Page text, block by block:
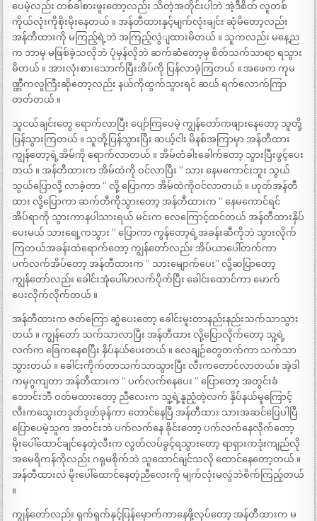
ပေမဲ့လည်း တစ်ခါစားဖူးတော့လည်း သိတဲ့အတိုင်းပါဘဲ အဲ့ဒီစိတ် လူတစ်
ကိုယ်လုံးကိုစိုးမိုးနေတယ် ။ အန်တီထားနှင့်မျက်လုံးချင်း ဆုံမိတော့လည်း
အန်တီထားကို မကြည့်ရဲ့ဘဲ အကြည့်လွဲျထားမိတယ် ။ သူကလည်း မနေ့ည
က ဘာမှ မဖြစ်ခဲ့သလိုဘဲ ပုံမှန်လိုဘဲ ဆက်ဆံတော့မှ စိတ်သက်သာရာ ရသွား
မိတယ် ။ အားလုံးစားသောက်ပြီးအိပ်ကို ပြန်လာခဲ့ကြတယ် ။ အဖေက ကုမ
ဏ္ဏီကလူကြီးဆိုတော့လည်း နယ်ကိုထွက်သွားရင် ဆယ် ရက်လောက်ကြာ
တတ်တယ် ။
သူငယ်ချင်းတွေ ရောက်လာပြီး ပျော်ကြပေမဲ့ ကျွန်တော်ကဖျားနေတော့ သူတို့
ပြန်သွားကြတယ် ။ သူတို့ပြန်သွားပြီး ဆယ့်ငါး မိနစ်အကြာမှာ အန်တီထား
ကျွန်တော့ရဲ့အိမ်ကို ရောက်လာတယ် ။ အိမ်တံခါးခေါက်တော့ သွားပြီးဖွင့်ပေး
တယ် ။ အန်တီထားက အိမ်ထဲကို ဝင်လာပြီး ” သား နေမကောင်းဘူး သွယ်
သွယ်ပြောလို့ လာခဲ့တာ ” လို့ ပြောကာ အိမ်ထဲကိုဝင်လာတယ် ။ ဟုတ်အန်တီ
ထား လို့ပြောကာ ဆက်တီကိုသွားတော့ အန်တီထားက ” နေမကောင်ရင်
အိပ်ရာကို သွားကာနပါသားရယ် မင်းက လေကြောင့်ထင်တယ် အန်တီထားနှိပ်
ပေးမယ် သားရျေ့ကသွား ” ပြောကာ ကွန်တော့ရဲ့အခန်းဆီကိုဘဲ သွားလိုက်
ကြတယ်အခန်းထဲရောက်တော့ ကျွန်တော်လည်း အိပ်ယာပေါ်တက်ကာ
ပက်လက်အိပ်တော့ အန်တီထားက ” သားမျောက်ပေး” လို့ဆပြာတော့
ကျွန်တော်လည်း ခေါင်းအုံပေါ်မာလက်ပိုက်ပြီး ခေါင်းထောင်ကာ မောက်
ပေးလိုက်လိုက်တယ် ။
အန်တီထားက ဇတ်ကြော ဆွဲပေးတော့ ခေါင်းမူးတာနည်းနည်းသက်သာသွား
တယ် ။ ကျွန်တော် သက်သာလာပြီး အန်တီထား လို့ပြောလိုက်တော့ သူ့ရဲ့
လက်က ခြေကနေစပြီး နှိပ်နယ်ပေးတယ် ။ လေချဉ်တွေတက်ကာ သက်သာ
သွားတယ် ။ ခေါင်းကိုက်တာသက်သာသွားပြီး လီးကတောင်လာတယ်။ အဲ့ဒါ
ကမှဂွကျတာ အန်တီထားက ” ပက်လက်နေပေး ” ပြောတော့ အတွင်းခံ
ဘောင်းဘီ ဝတ်မထားတော့ ညီလေးက သူ့ရဲ့နူညံ့တဲ့လက် နှိပ်နယ်မူကြောင့်
လီးကသွေးတဒုတ်ဒုတ်ခုန်ကာ တောင်နေပြီ အန်တီထား သားအဆင်ပြေပါပြီ
ပြောပေမဲ့သူက အတင်းဘဲ ပက်လက်နေ ခိုင်းတော့ ပက်လက်နေလိုက်တော့
မိုးပေါ်ထောင်ချင်နေတဲ့လီးက လွတ်လပ်ခွင့်ရသွားတော့ ရာရှားကဒုံးကျည်လို
အမေရိကန်ကိုလည်း ဂရုမစိုက်ဘဲ သူထောင်ချင်သလို ထောင်နေတော့တယ် ။
အန်တီထားလဲ မိုးပေါ်ထောင်နေတဲ့ညီလေးကို မျက်လုံးမလွဲဘဲစိက်ကြည့်တယ်
။
ကျွန်တော်လည်း ရှက်ရှက်နှင့်ပြန်မှောက်ကာနေဖို့လုပ်တော့ အန်တီထားက မ